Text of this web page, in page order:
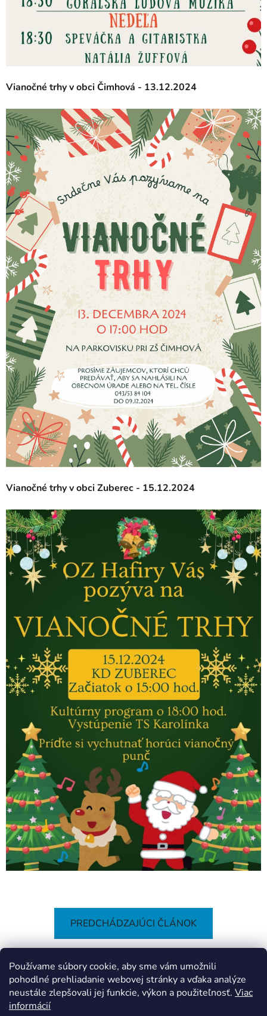
Používame súbory cookie, aby sme vám umožnili
pohodlné prehliadanie webovej stránky a vďaka analýze
neustále zlepšovali jej funkcie, výkon a použiteľnosť. Viac
informácií
Vianočné trhy v obci Čimhová - 13.12.2024
Vianočné trhy v obci Zuberec - 15.12.2024
PREDCHÁDZAJÚCI ČLÁNOK
ĎALŠÍ ČLÁNOK